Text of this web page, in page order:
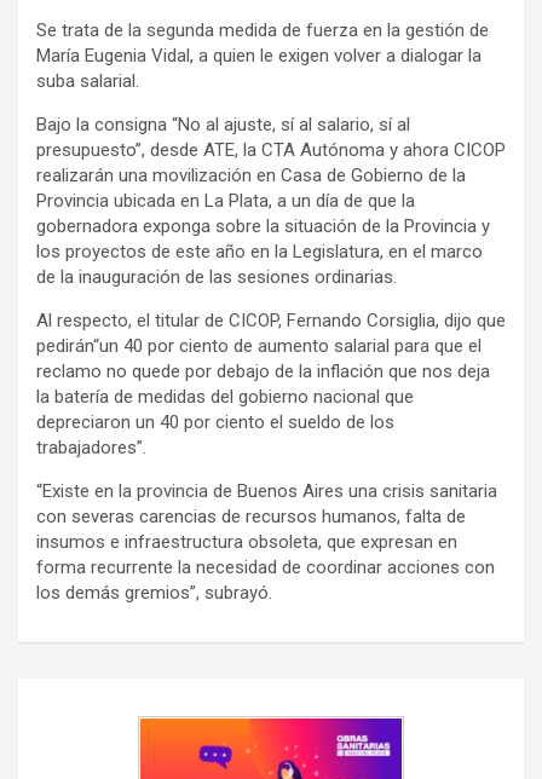
y
Se trata de la segunda medida de fuerza en la gestión de
María Eugenia Vidal, a quien le exigen volver a dialogar la
suba salarial.
Bajo la consigna “No al ajuste, sí al salario, sí al
presupuesto”, desde ATE, la CTA Autónoma y ahora CICOP
realizarán una movilización en Casa de Gobierno de la
Provincia ubicada en La Plata, a un día de que la
gobernadora exponga sobre la situación de la Provincia y
los proyectos de este año en la Legislatura, en el marco
de la inauguración de las sesiones ordinarias.
Al respecto, el titular de CICOP, Fernando Corsiglia, dijo que
pedirán“un 40 por ciento de aumento salarial para que el
reclamo no quede por debajo de la inflación que nos deja
la batería de medidas del gobierno nacional que
depreciaron un 40 por ciento el sueldo de los
trabajadores”.
“Existe en la provincia de Buenos Aires una crisis sanitaria
con severas carencias de recursos humanos, falta de
insumos e infraestructura obsoleta, que expresan en
forma recurrente la necesidad de coordinar acciones con
los demás gremios”, subrayó.